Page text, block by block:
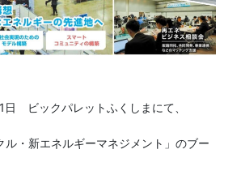
ビックパレットふくしまにて、
ル・新エネルギーマネジメント」のブー